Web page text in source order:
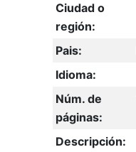
Ciudad o
región:
Pais:
Idioma:
Núm. de
páginas:
Descripción: